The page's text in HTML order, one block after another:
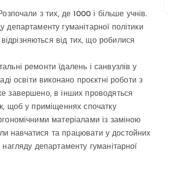
з тих, де 1000 і більше учнів.
департаменту гуманітарної політики
від тих, що робилися
ремонти їдалень і санвузлів у
освіти виконано проєктні роботи з
завершено, в інших проводяться
щоб у приміщеннях спочатку
матеріалами із заміною
навчатися та працювати у достойних
департаменту гуманітарної